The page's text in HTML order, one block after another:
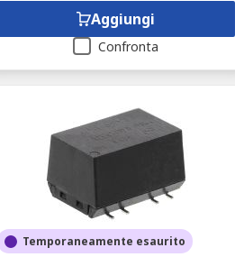
Aggiungi
Confronta
Temporaneamente esaurito